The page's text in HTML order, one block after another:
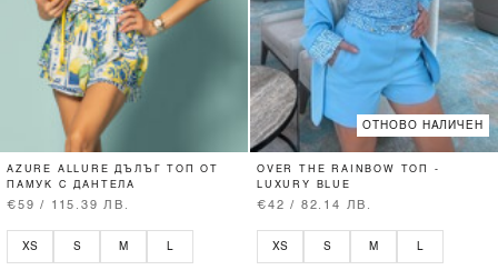
AZURE ALLURE ДЪЛЪГ ТОП ОТ
ПАМУК С ДАНТЕЛА
€59 / 115.39 ЛВ.
XS S M L
ОТНОВО НАЛИЧЕН
OVER THE RAINBOW ТОП -
LUXURY BLUE
€42 / 82.14 ЛВ.
XS S M L